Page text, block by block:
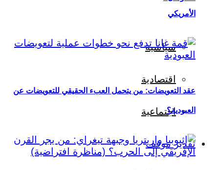
سياسية
اقتصادية
اجتماعية
تقدير موقف
الأمريكي
عقد التعويضات: من يتحمل العبء الحقيقي للتعويضات عن
العبودية؟